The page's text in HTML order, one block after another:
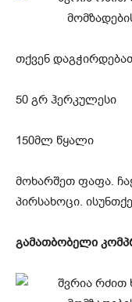
თქვენ
50 გრ ჰერკულესი
150მლ წყალი
მოხარშეთ ფაფა.
პირსახოცი.
გამათბობელი